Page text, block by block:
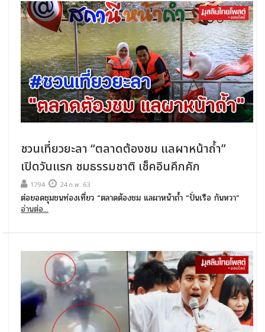
ชวนเที่ยวยะลา “ตลาดต้องชม แลผาหน้าถ้ำ”
เปิดวันแรก ชมธรรมชาติ เช็คอินคึกคัก
1794 24 ก.พ. 63
ต่อยอดชุมชนท่องเที่ยว “ตลาดต้องชม แลผาหน้าถ้ำ “ปั่นเรือ กันหวา”
อ่านต่อ...